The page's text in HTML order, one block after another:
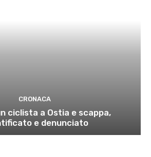
CRONACA
ciclista a Ostia e scappa,
e denunciato